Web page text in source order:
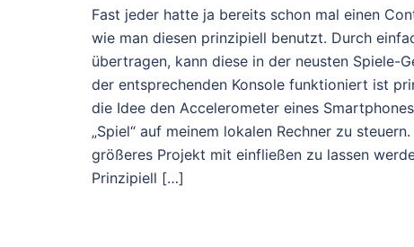
Fast jeder hatte ja bereits schon mal einen
wie man diesen prinzipiell benutzt. Durch
übertragen, kann diese in der neusten
der entsprechenden Konsole funktioniert ist
die Idee den Accelerometer eines
„Spiel“ auf meinem lokalen Rechner zu
größeres Projekt mit einfließen zu lassen
Prinzipiell […]